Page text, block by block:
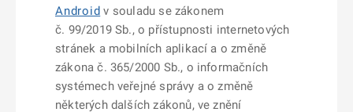
Android v souladu se zákonem
č. 99/2019 Sb., o přístupnosti internetových
stránek a mobilních aplikací a o změně
zákona č. 365/2000 Sb., o informačních
systémech veřejné správy a o změně
některých dalších zákonů, ve znění